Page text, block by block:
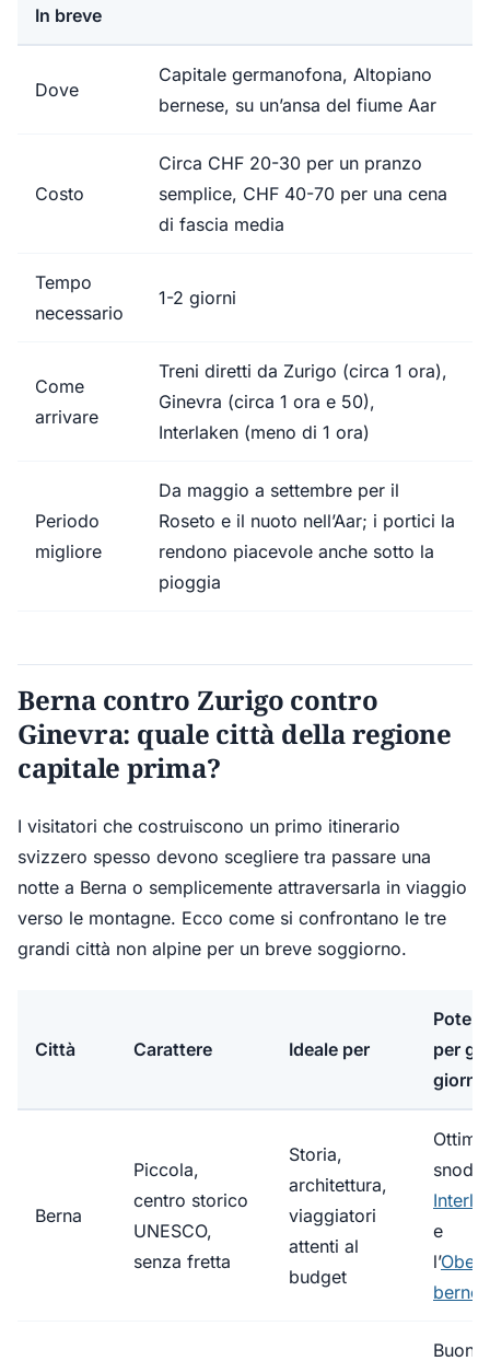
In breve
Dove
Capitale germanofona, Altopiano
bernese, su un’ansa del fiume Aar
Costo
Circa CHF 20-30 per un pranzo
semplice, CHF 40-70 per una cena
di fascia media
Tempo
necessario
1-2 giorni
Come
arrivare
Treni diretti da Zurigo (circa 1 ora),
Ginevra (circa 1 ora e 50),
Interlaken (meno di 1 ora)
Periodo
migliore
Da maggio a settembre per il
Roseto e il nuoto nell’Aar; i portici la
rendono piacevole anche sotto la
pioggia
Berna contro Zurigo contro
Ginevra: quale città della regione
capitale prima?
I visitatori che costruiscono un primo itinerario
svizzero spesso devono scegliere tra passare una
notte a Berna o semplicemente attraversarla in viaggio
verso le montagne. Ecco come si confrontano le tre
grandi città non alpine per un breve soggiorno.
Città Carattere Ideale per
per
Berna
Piccola,
centro storico
UNESCO,
senza fretta
Storia,
architettura,
viaggiatori
attenti al
budget
Ottimo
snodo
e
l’
Buona